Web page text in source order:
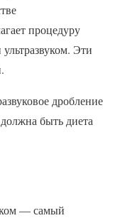
процедуру
Эти
дробление
быть диета
— самый